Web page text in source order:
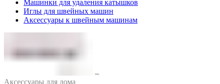
Машинки для удаления катышков
Иглы для швейных машин
Аксессуары к швейным машинам
Аксессуары для дома